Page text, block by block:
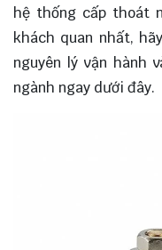
hệ thống cấp thoát
khách quan nhất,
nguyên lý vận hành
ngành ngay dưới đây.